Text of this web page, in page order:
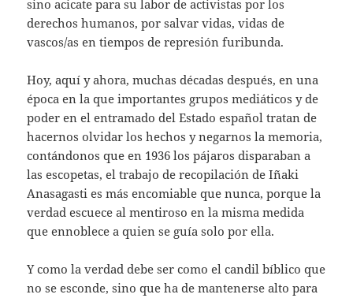
sino acicate para su labor de activistas por los
derechos humanos, por salvar vidas, vidas de
vascos/as en tiempos de represión furibunda.
Hoy, aquí y ahora, muchas décadas después, en una
época en la que importantes grupos mediáticos y de
poder en el entramado del Estado español tratan de
hacernos olvidar los hechos y negarnos la memoria,
contándonos que en 1936 los pájaros disparaban a
las escopetas, el trabajo de recopilación de Iñaki
Anasagasti es más encomiable que nunca, porque la
verdad escuece al mentiroso en la misma medida
que ennoblece a quien se guía solo por ella.
Y como la verdad debe ser como el candil bíblico que
no se esconde, sino que ha de mantenerse alto para